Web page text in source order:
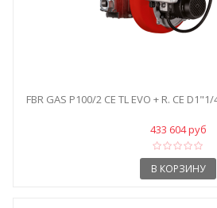
FBR GAS P100/2 CE TL EVO + R. CE
433 604 руб
В КОРЗИНУ